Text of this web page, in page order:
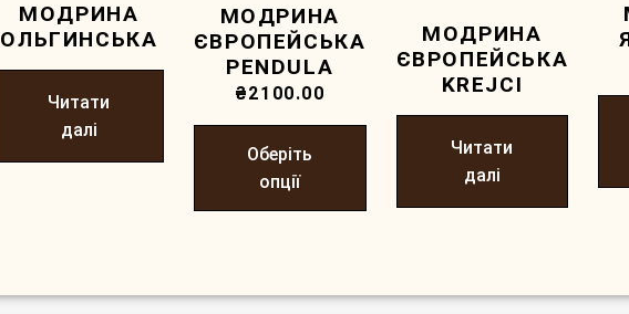
МОДРИНА
ОЛЬГИНСЬКА
Читати
далі
МОДРИНА
ЄВРОПЕЙСЬКА
PENDULA
₴2100.00
Оберіть
опції
МОДРИНА
ЄВРОПЕЙСЬКА
KREJCI
Читати
далі